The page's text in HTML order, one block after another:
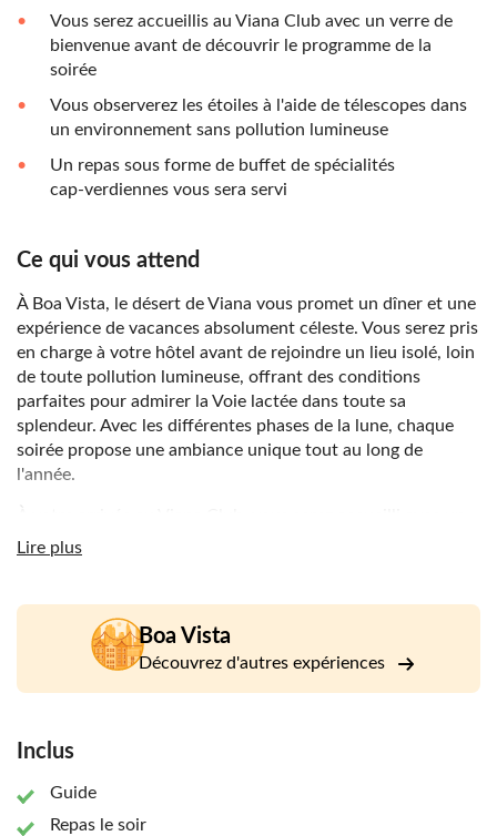
Vous serez accueillis au Viana Club avec un verre de
bienvenue avant de découvrir le programme de la
soirée
Vous observerez les étoiles à l'aide de télescopes dans
un environnement sans pollution lumineuse
Un repas sous forme de buffet de spécialités
cap‑verdiennes vous sera servi
Ce qui vous attend
À Boa Vista, le désert de Viana vous promet un dîner et une
expérience de vacances absolument céleste. Vous serez pris
en charge à votre hôtel avant de rejoindre un lieu isolé, loin
de toute pollution lumineuse, offrant des conditions
parfaites pour admirer la Voie lactée dans toute sa
splendeur. Avec les différentes phases de la lune, chaque
soirée propose une ambiance unique tout au long de
l'année.
verre de bienvenue avant d'assister à une séance
capverdiens pour vous régaler.
Après le repas, la soirée se poursuit à l'extérieur avec une
autour de la gravité sont également proposées pour les
expérience.
Lire plus
Boa Vista
Découvrez d'autres expériences
Inclus
Guide
Repas le soir